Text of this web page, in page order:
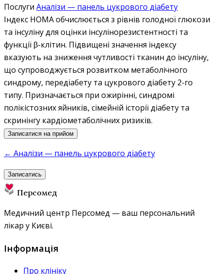
Послуги Аналізи — панель цукрового діабету
Індекс НОМА обчислюється з рівнів голодної глюкози
та інсуліну для оцінки інсулінорезистентності та
функції β-клітин. Підвищені значення індексу
вказують на зниження чутливості тканин до інсуліну,
що супроводжується розвитком метаболічного
синдрому, передіабету та цукрового діабету 2-го
типу. Призначається при ожирінні, синдромі
полікістозних яйників, сімейній історії діабету та
скринінгу кардіометаболічних ризиків.
Записатися на прийом
← Аналізи — панель цукрового діабету
Записатись
Персомед
Медичний центр Персомед — ваш персональний
лікар у Києві.
Інформація
Про клініку